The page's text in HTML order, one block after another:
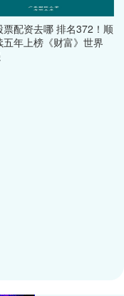
票配资去哪 排名372！顺
五年上榜《财富》世界